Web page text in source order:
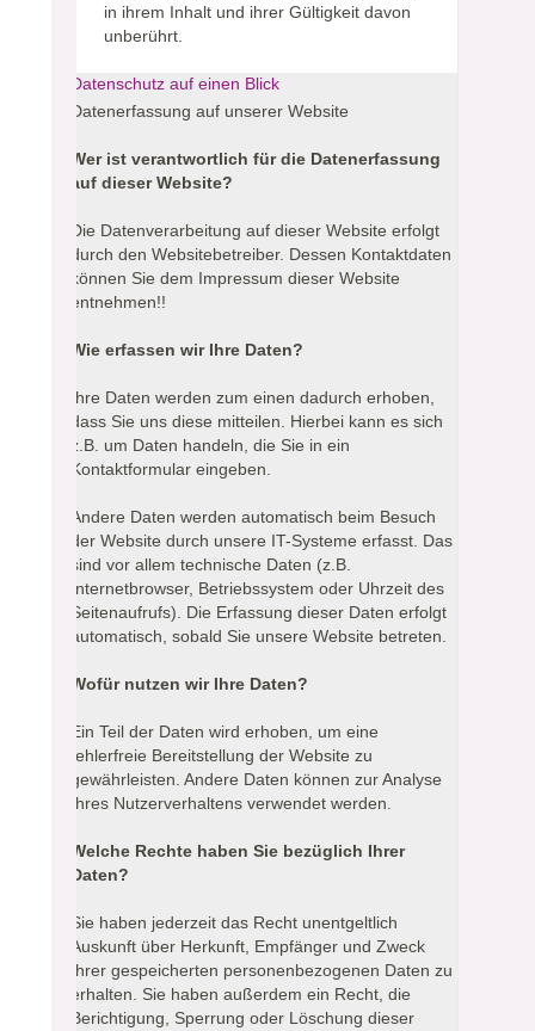
in ihrem Inhalt und ihrer Gültigkeit davon
unberührt.
Datenschutz auf einen Blick
Datenerfassung auf unserer Website
Wer ist verantwortlich für die Datenerfassung
auf dieser Website?
Die Datenverarbeitung auf dieser Website erfolgt
durch den Websitebetreiber. Dessen Kontaktdaten
können Sie dem Impressum dieser Website
entnehmen!!
Wie erfassen wir Ihre Daten?
Ihre Daten werden zum einen dadurch erhoben,
dass Sie uns diese mitteilen. Hierbei kann es sich
z.B. um Daten handeln, die Sie in ein
Kontaktformular eingeben.
Andere Daten werden automatisch beim Besuch
der Website durch unsere IT-Systeme erfasst. Das
sind vor allem technische Daten (z.B.
Internetbrowser, Betriebssystem oder Uhrzeit des
Seitenaufrufs). Die Erfassung dieser Daten erfolgt
automatisch, sobald Sie unsere Website betreten.
Wofür nutzen wir Ihre Daten?
Ein Teil der Daten wird erhoben, um eine
fehlerfreie Bereitstellung der Website zu
gewährleisten. Andere Daten können zur Analyse
Ihres Nutzerverhaltens verwendet werden.
Welche Rechte haben Sie bezüglich Ihrer
Daten?
Sie haben jederzeit das Recht unentgeltlich
Auskunft über Herkunft, Empfänger und Zweck
Ihrer gespeicherten personenbezogenen Daten zu
erhalten. Sie haben außerdem ein Recht, die
Berichtigung, Sperrung oder Löschung dieser